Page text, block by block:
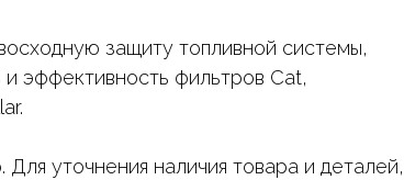
защиту топливной системы,
эффективность фильтров Cat,
уточнения наличия товара и деталей,